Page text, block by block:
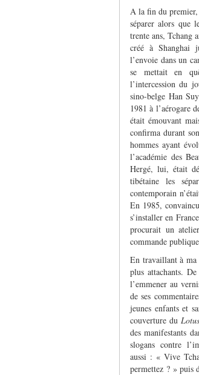
A la fin du
séparer alors que
trente ans, Tchang
créé à Shanghai
l’envoie dans un
se mettait en
l’intercession du
sino-belge Han
1981 à l’aérogare
était émouvant
confirma durant
hommes ayant
l’académie des
Hergé, lui, était
tibétaine les
contemporain
En 1985,
s’installer en
procurait un
commande
En travaillant à ma
plus attachants.
l’emmener au
de ses
jeunes enfants et
couverture du
des manifestants
slogans contre
aussi : « Vive
permettez ? » puis